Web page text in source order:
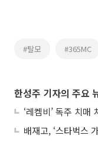
#탈모 #365MC
한성주 기자의 주요
‘레켐비’ 독주 치
배재고, ‘스타벅스